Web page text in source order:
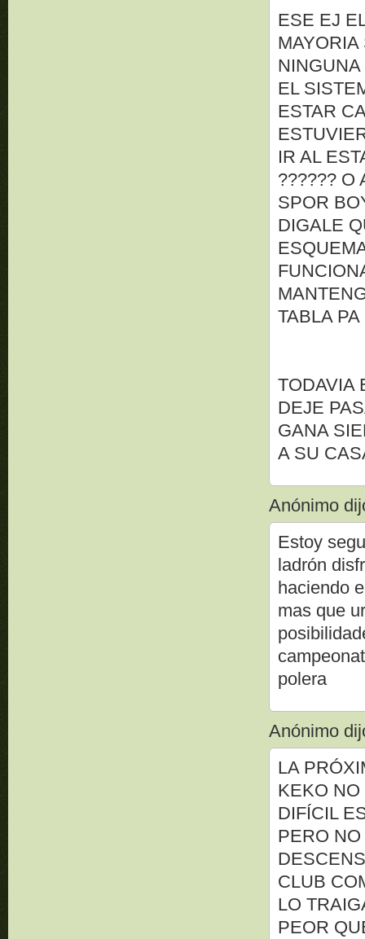
ESE EJ
EL
ESTAR
IR AL
?????? O
SPOR
DIGALE
TABLA
TODAVIA
DEJE
GANA
A SU
Anónimo
Estoy
ladrón
haciendo
mas que
polera
Anónimo
LA
KEKO
DIFÍCIL
PERO
CLUB
LO
PEOR